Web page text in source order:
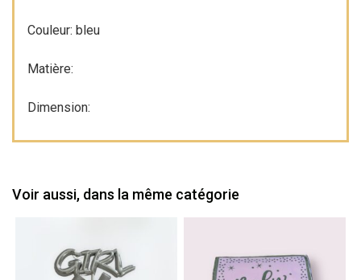
Couleur: bleu
Matière:
Dimension:
Voir aussi, dans la même catégorie